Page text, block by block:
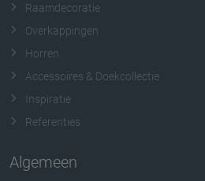
Raamdecoratie
Overkappingen
Horren
Accessoires & Doekcollectie
Inspiratie
Referenties
Algemeen